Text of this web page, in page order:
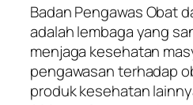
Badan Pengawas Obat
adalah lembaga yang
menjaga kesehatan
pengawasan terhadap
produk kesehatan